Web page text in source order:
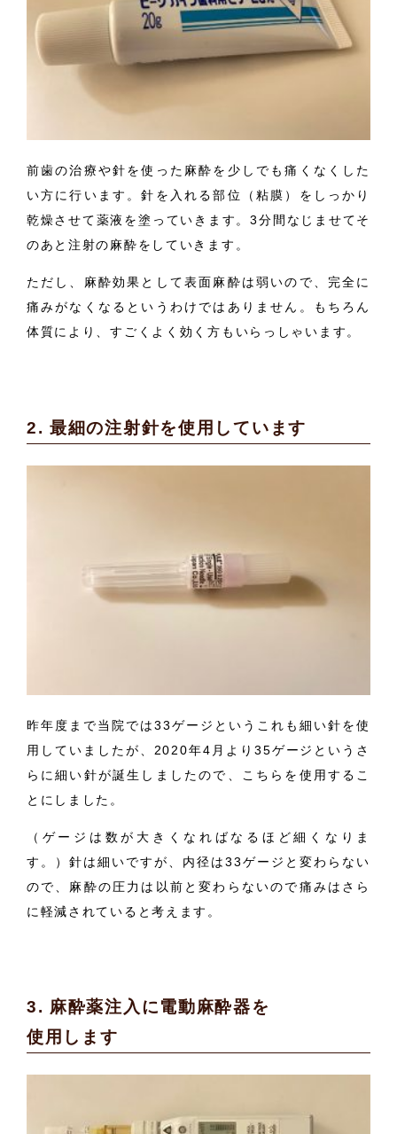
前歯の治療や針を使った麻酔を少しでも痛くなくした
い方に行います。針を入れる部位（粘膜）をしっかり
乾燥させて薬液を塗っていきます。3分間なじませてそ
のあと注射の麻酔をしていきます。
ただし、麻酔効果として表面麻酔は弱いので、完全に
痛みがなくなるというわけではありません。もちろん
体質により、すごくよく効く方もいらっしゃいます。
2. 最細の注射針を使用しています
昨年度まで当院では33ゲージというこれも細い針を使
用していましたが、2020年4月より35ゲージというさ
らに細い針が誕生しましたので、こちらを使用するこ
とにしました。
（ゲージは数が大きくなればなるほど細くなりま
す。）針は細いですが、内径は33ゲージと変わらない
ので、麻酔の圧力は以前と変わらないので痛みはさら
に軽減されていると考えます。
3. 麻酔薬注入に電動麻酔器を
使用します